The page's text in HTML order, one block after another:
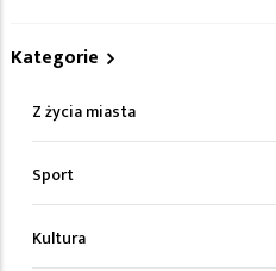
Kategorie
Z życia miasta
Sport
Kultura